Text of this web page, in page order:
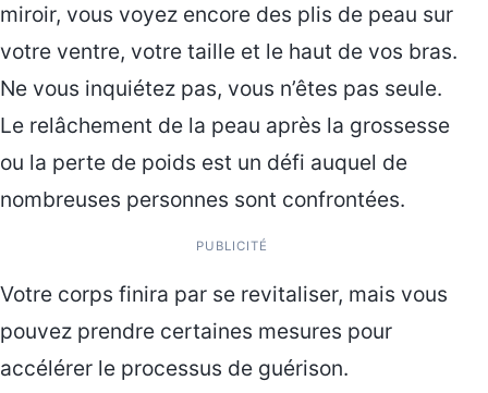
miroir, vous voyez encore des plis de peau sur
votre ventre, votre taille et le haut de vos bras.
Ne vous inquiétez pas, vous n’êtes pas seule.
Le relâchement de la peau après la grossesse
ou la perte de poids est un défi auquel de
nombreuses personnes sont confrontées.
PUBLICITÉ
Votre corps finira par se revitaliser, mais vous
pouvez prendre certaines mesures pour
accélérer le processus de guérison.